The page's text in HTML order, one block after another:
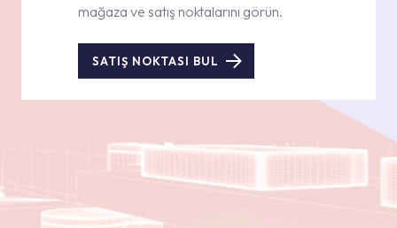
mağaza ve satış noktalarını görün.
SATIŞ NOKTASI BUL